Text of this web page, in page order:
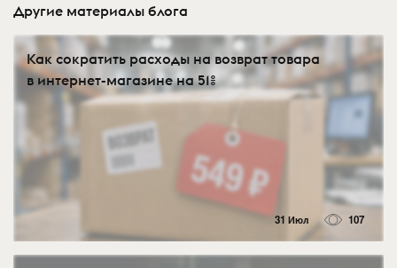
Другие материалы блога
Как сократить расходы на возврат товара
в интернет-магазине на 51%
31 Июл 107